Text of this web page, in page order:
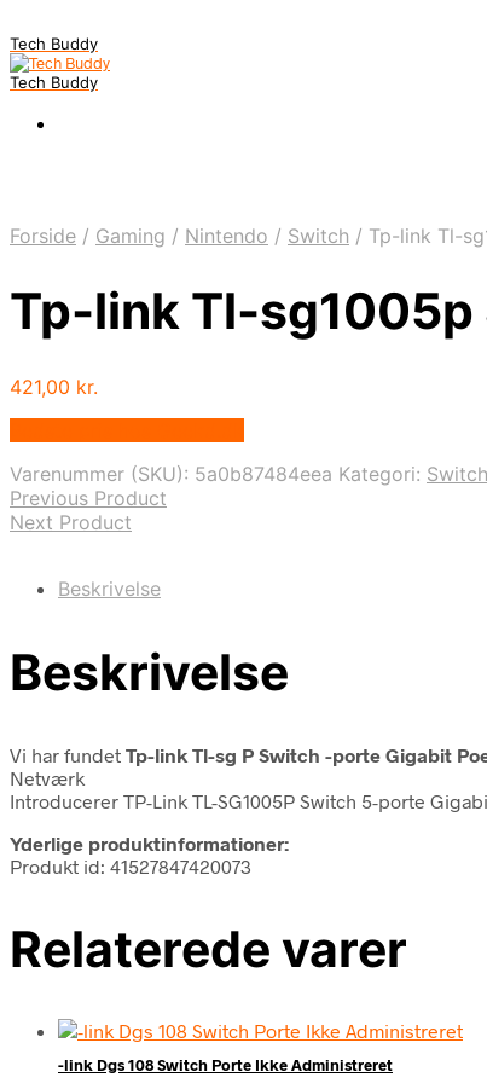
Tech Buddy
Tech Buddy
Forside / Gaming / Nintendo / Switch / Tp-link Tl-
Tp-link Tl-
421,00 kr.
Varenummer (SKU): 5a0b87484eea Kategori: Switch
Previous Product
Next Product
Beskrivelse
Beskrivelse
Vi har fundet Tp-link Tl-sg P Switch -porte Gigabit
Netværk
Introducerer TP-Link TL-SG1005P Switch 5-porte
Yderlige produktinformationer:
Produkt id: 41527847420073
Relaterede varer
-link Dgs 108 Switch Porte Ikke Administreret